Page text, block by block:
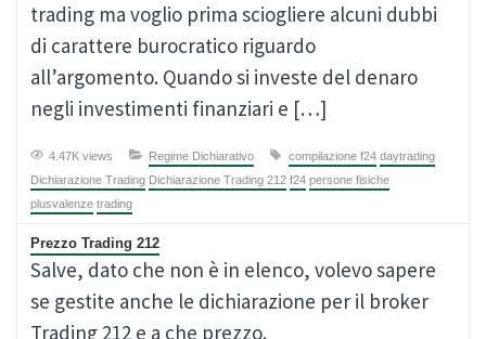
trading ma voglio prima sciogliere alcuni dubbi
di carattere burocratico riguardo
all’argomento. Quando si investe del denaro
negli investimenti finanziari e […]
4.47K views Regime Dichiarativo compilazione f24 daytrading
Dichiarazione Trading Dichiarazione Trading 212 f24 persone fisiche
plusvalenze trading
Prezzo Trading 212
Salve, dato che non è in elenco, volevo sapere
se gestite anche le dichiarazione per il broker
Trading 212 e a che prezzo.